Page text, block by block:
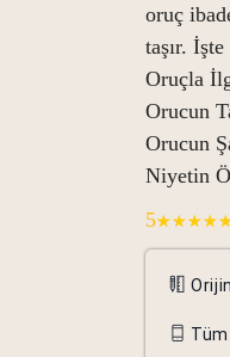
oruç
taşır.
Oruçla
Orucun
Orucun
Niyetin
5